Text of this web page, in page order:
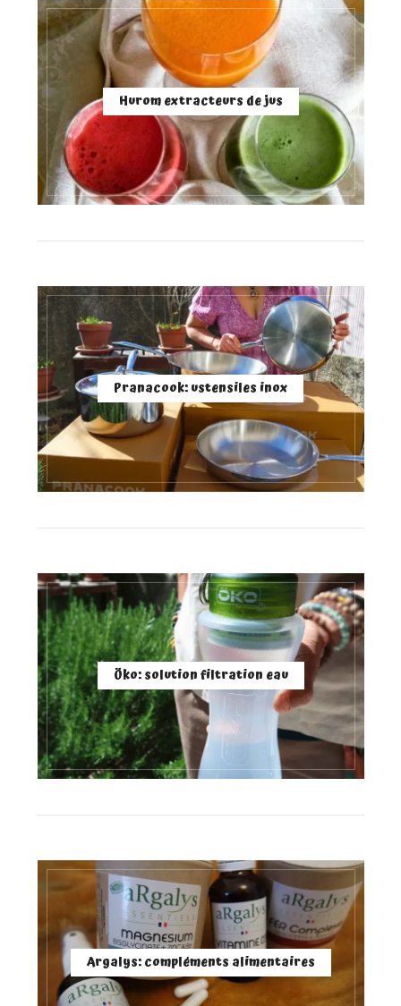
Hurom extracteurs de jus
Pranacook: ustensiles inox
Öko: solution filtration eau
Argalys: compléments alimentaires